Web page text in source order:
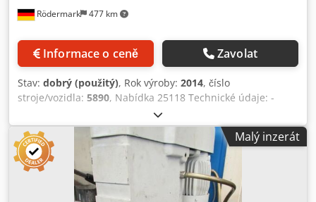
Rödermark 477 km
Informace o ceně Zavolat
Stav: dobrý (použitý), Rok výroby: 2014, číslo
stroje/vozidla: 5890, Nabídka 25118 Technické údaje: -
Výběrová kapacita cca. M 3 - M 8 - Pracovní oblast (poloměr
otáčení) cca. 1800 mm - Vícepolohová hlava
Dcodswmnhpopfx Afujk - Rychlosti 8 - 700 ot/min -
Rychlovýměnný držák nástrojů velikost 1 průměr 19 -
Pneumatické připojení 6 - 8 barů - Výška podnoží stolu 900
mm - Potřeba prostoru cca. Š 1000 x V 2000 x H 1000 mm -
Malý inzerát